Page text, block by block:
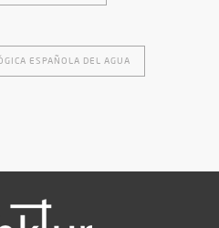
ESPAÑOLA DEL AGUA